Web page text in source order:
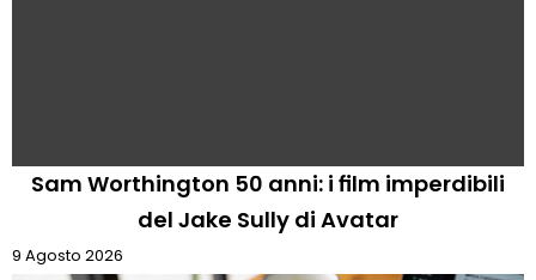
Sam Worthington 50 anni: i film imperdibili
del Jake Sully di Avatar
9 Agosto 2026